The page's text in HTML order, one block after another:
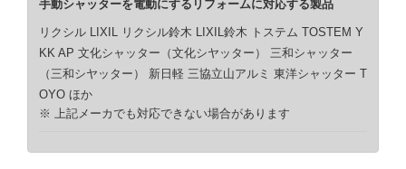
手動シャッターを電動にするリフォームに対応する製品
リクシル LIXIL リクシル鈴木 LIXIL鈴木 トステム TOSTEM Y
KK AP 文化シャッター（文化シヤッター） 三和シャッター
（三和シヤッター） 新日軽 三協立山アルミ 東洋シャッター T
OYO ほか
※ 上記メーカでも対応できない場合があります